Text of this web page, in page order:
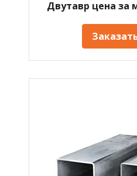
Двутавр цена за